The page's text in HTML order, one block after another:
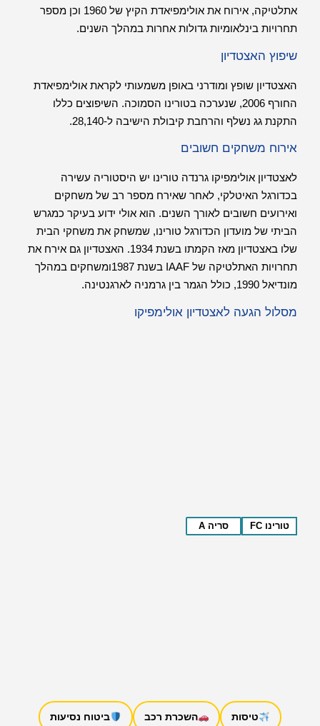
אתלטיקה, אירוח את אולימפיאדת הקיץ של 1960 וכן מספר
תחרויות בינלאומיות גדולות אחרות במהלך השנים.
שיפוץ האצטדיון
האצטדיון שופץ ומודרני באופן משמעותי לקראת אולימפיאדת
החורף 2006, שנערכה בטורינו הסמוכה. השיפוצים כללו
התקנת גג נשלף והרחבת קיבולת הישיבה ל-28,140.
אירוח משחקים חשובים
לאצטדיון אולימפיקו גרנדה טורינו יש היסטוריה עשירה
בכדורגל האיטלקי, לאחר שאירח מספר רב של משחקים
ואירועים חשובים לאורך השנים. הוא אולי ידוע בעיקר כמגרש
הביתי של מועדון הכדורגל טורינו, שמשחק את משחקי הבית
שלו באצטדיון מאז הקמתו בשנת 1934. האצטדיון גם אירח את
תחרויות האתלטיקה של IAAF בשנת 1987ומשחקים במהלך
מונדיאל 1990, כולל הגמר בין גרמניה לארגנטינה.
מסלול הגעה לאצטדיון אולימפיקו
טורינו FC סריה A
טיסות השכרת רכב ביטוח נסיעות